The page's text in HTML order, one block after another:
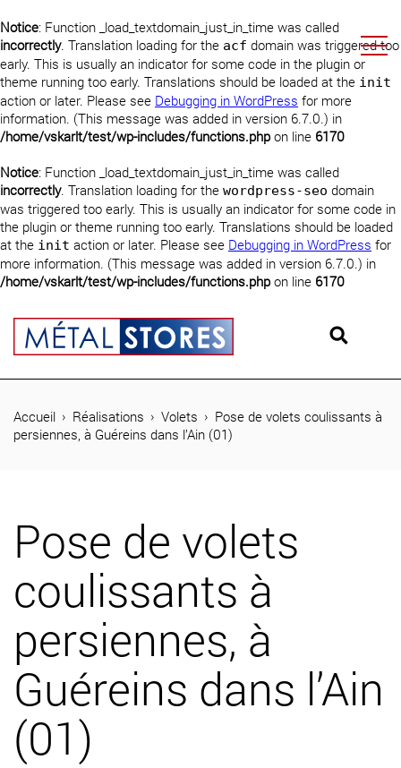
Notice: Function _load_textdomain_just_in_time was called
incorrectly. Translation loading for the acf domain was triggered too
early. This is usually an indicator for some code in the plugin or
theme running too early. Translations should be loaded at the init
action or later. Please see Debugging in WordPress for more
information. (This message was added in version 6.7.0.) in
/home/vskarlt/test/wp-includes/functions.phpon line 6170
Notice: Function _load_textdomain_just_in_time was called
incorrectly. Translation loading for the wordpress-seo domain
was triggered too early. This is usually an indicator for some code in
the plugin or theme running too early. Translations should be loaded
at the init action or later. Please see Debugging in WordPress for
more information. (This message was added in version 6.7.0.) in
/home/vskarlt/test/wp-includes/functions.phpon line 6170
04 74 65 26 73
Métal Stores
Journal
Contact
Accueil Réalisations Volets
Pose de volets coulissants à
persiennes, à Guéreins dans l’Ain (01)
Pose de volets
coulissants à
persiennes, à
Guéreins dans l’Ain
(01)